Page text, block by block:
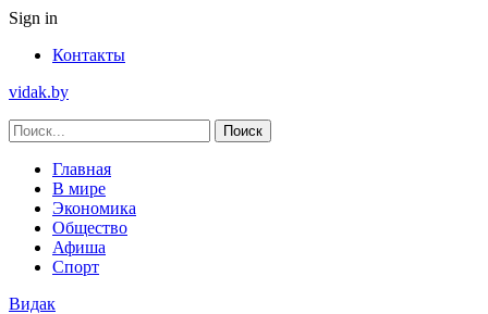
Sign in
Контакты
vidak.by
Главная
В мире
Экономика
Общество
Афиша
Спорт
Видак